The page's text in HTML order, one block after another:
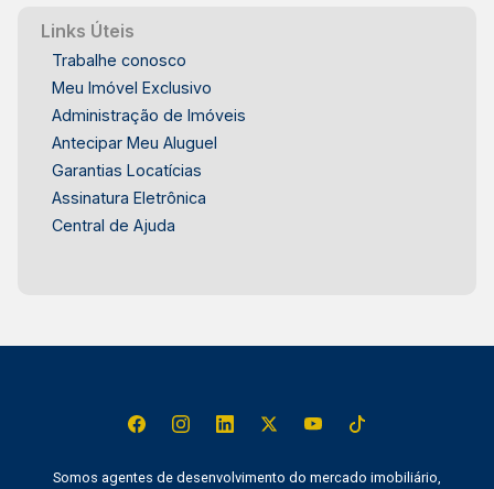
Links Úteis
Trabalhe conosco
Meu Imóvel Exclusivo
Administração de Imóveis
Antecipar Meu Aluguel
Garantias Locatícias
Assinatura Eletrônica
Central de Ajuda
Somos agentes de desenvolvimento do mercado imobiliário,